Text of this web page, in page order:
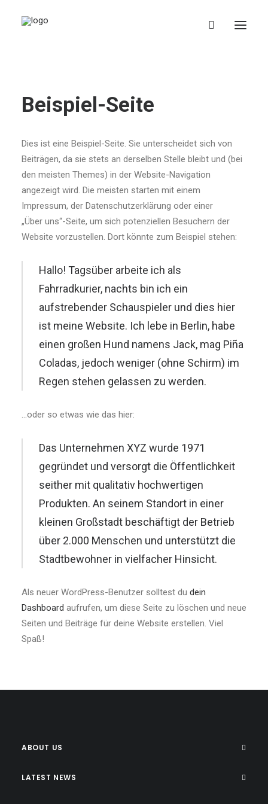
Beispiel-Seite
Dies ist eine Beispiel-Seite. Sie unterscheidet sich von
Beiträgen, da sie stets an derselben Stelle bleibt und (bei
den meisten Themes) in der Website-Navigation
angezeigt wird. Die meisten starten mit einem
Impressum, der Datenschutzerklärung oder einer
„Über uns“-Seite, um sich potenziellen Besuchern der
Website vorzustellen. Dort könnte zum Beispiel stehen:
Hallo! Tagsüber arbeite ich als
Fahrradkurier, nachts bin ich ein
aufstrebender Schauspieler und dies hier
ist meine Website. Ich lebe in Berlin, habe
einen großen Hund namens Jack, mag Piña
Coladas, jedoch weniger (ohne Schirm) im
Regen stehen gelassen zu werden.
…oder so etwas wie das hier:
Das Unternehmen XYZ wurde 1971
gegründet und versorgt die Öffentlichkeit
seither mit qualitativ hochwertigen
Produkten. An seinem Standort in einer
kleinen Großstadt beschäftigt der Betrieb
über 2.000 Menschen und unterstützt die
Stadtbewohner in vielfacher Hinsicht.
Als neuer WordPress-Benutzer solltest du dein
Dashboard aufrufen, um diese Seite zu löschen und neue
Seiten und Beiträge für deine Website erstellen. Viel
Spaß!
ABOUT US
LATEST NEWS